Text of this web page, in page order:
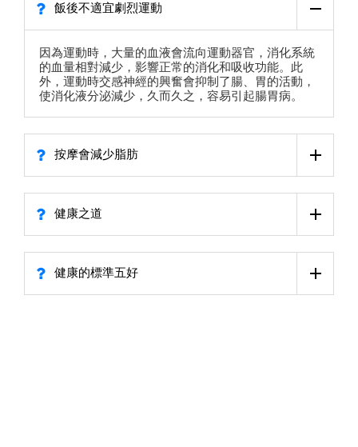
飯後不適宜劇烈運動
因為運動時，大量的血液會流向運動器官，消化系統
的血量相對減少，影響正常的消化和吸收功能。此
外，運動時交感神經的興奮會抑制了腸、胃的活動，
使消化液分泌減少，久而久之，容易引起腸胃病。
按摩會減少脂肪
健康之道
健康的標準五好